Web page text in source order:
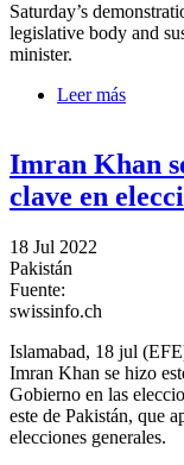
Saturday’s
legislative body and
minister.
Leer más
Imran Khan
clave en
18 Jul 2022
Pakistán
Fuente:
swissinfo.ch
Islamabad, 18 jul
Imran Khan se hizo
Gobierno en las
este de Pakistán, que
elecciones generales.